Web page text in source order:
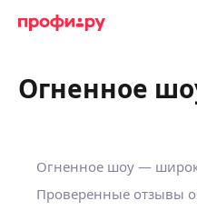
Огненное
Огненное шоу —
Проверенные отзывы